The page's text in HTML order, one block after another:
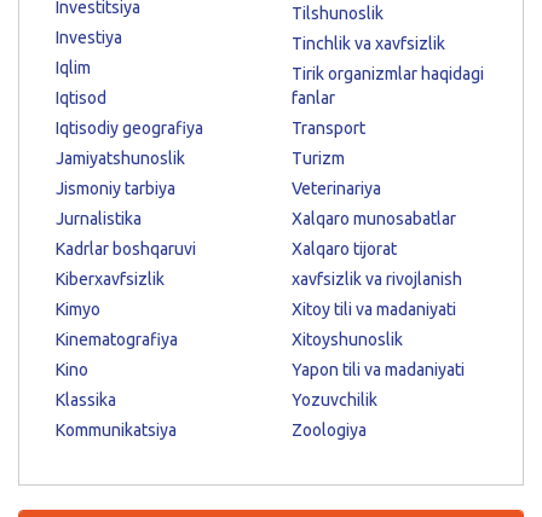
Investitsiya
Investiya
Iqlim
Iqtisod
Iqtisodiy geografiya
Jamiyatshunoslik
Jismoniy tarbiya
Jurnalistika
Kadrlar boshqaruvi
Kiberxavfsizlik
Kimyo
Kinematografiya
Kino
Klassika
Kommunikatsiya
Tilshunoslik
Tinchlik va xavfsizlik
Tirik organizmlar haqidagi
fanlar
Transport
Turizm
Veterinariya
Xalqaro munosabatlar
Xalqaro tijorat
xavfsizlik va rivojlanish
Xitoy tili va madaniyati
Xitoyshunoslik
Yapon tili va madaniyati
Yozuvchilik
Zoologiya